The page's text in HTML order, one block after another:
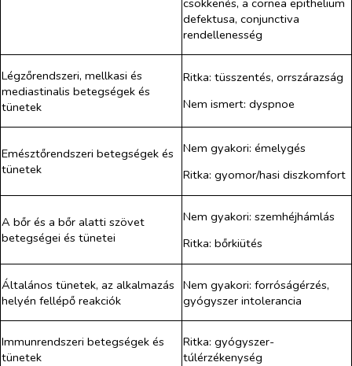
defektusa, conjunctiva
rendellenesség
Légzőrendszeri, mellkasi és
mediastinalis betegségek és
tünetek
Ritka: tüsszentés, orrszárazság
Nem ismert: dyspnoe
Emésztőrendszeri betegségek és
tünetek
Nem gyakori: émelygés
Ritka: gyomor/hasi diszkomfort
A bőr és a bőr alatti szövet
betegségei és tünetei
Nem gyakori: szemhéjhámlás
Ritka: bőrkiütés
Általános tünetek, az alkalmazás
helyén fellépő reakciók
Nem gyakori: forróságérzés,
gyógyszer intolerancia
Immunrendszeri betegségek és
tünetek
Ritka: gyógyszer-
túlérzékenység